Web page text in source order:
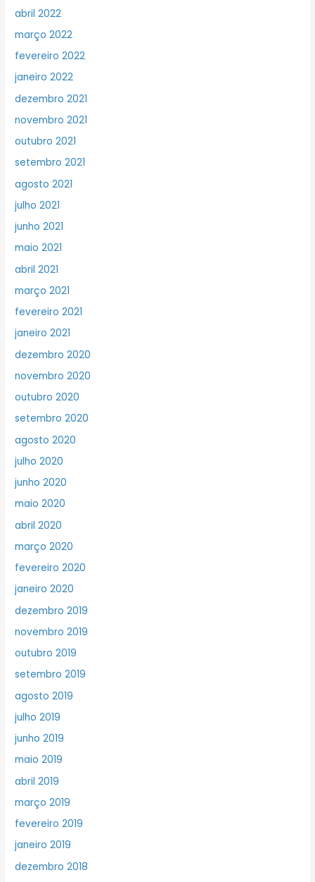
abril 2022
março 2022
fevereiro 2022
janeiro 2022
dezembro 2021
novembro 2021
outubro 2021
setembro 2021
agosto 2021
julho 2021
junho 2021
maio 2021
abril 2021
março 2021
fevereiro 2021
janeiro 2021
dezembro 2020
novembro 2020
outubro 2020
setembro 2020
agosto 2020
julho 2020
junho 2020
maio 2020
abril 2020
março 2020
fevereiro 2020
janeiro 2020
dezembro 2019
novembro 2019
outubro 2019
setembro 2019
agosto 2019
julho 2019
junho 2019
maio 2019
abril 2019
março 2019
fevereiro 2019
janeiro 2019
dezembro 2018